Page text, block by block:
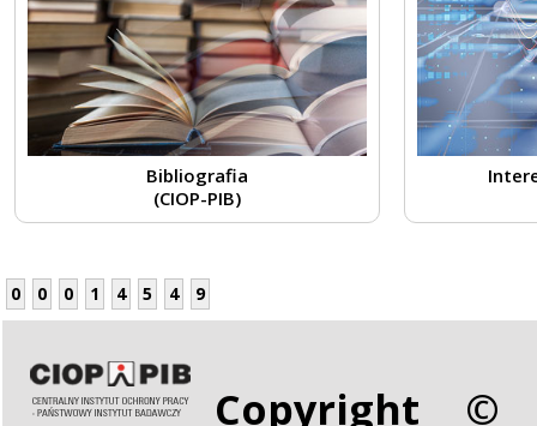
Bibliografia
(CIOP-PIB)
0 0 0 1 4 5 4 9
Copyright ©